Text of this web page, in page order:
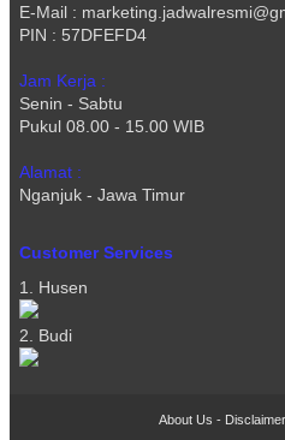
E-Mail :
PIN : 57DFEFD4
Jam Kerja :
Senin - Sabtu
Pukul 08.00 - 15.00 WIB
Alamat :
Nganjuk - Jawa Timur
Customer Services
1. Husen
2. Budi
About Us - Disclaimer